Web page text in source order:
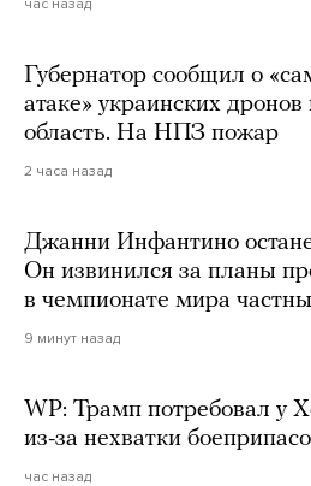
час назад
Губернатор сообщил о
атаке» украинских
область. На НПЗ пожар
2 часа назад
Джанни Инфантино
Он извинился за планы
в чемпионате мира
9 минут назад
WP: Трамп потребовал у
из-за нехватки
час назад